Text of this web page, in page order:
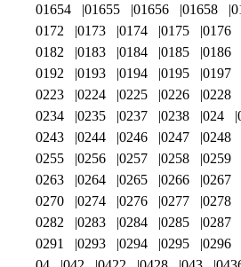
01654
01655 01656 01658
0172
0173 0174 0175 0176
0182
0183 0184 0185 0186
0192
0193 0194 0195 0197
0223
0224 0225 0226 0228
0234
0235 0237 0238 024
0243
0244 0246 0247 0248
0255
0256 0257 0258 0259
0263
0264 0265 0266 0267
0270
0274 0276 0277 0278
0282
0283 0284 0285 0287
0291
0293 0294 0295 0296